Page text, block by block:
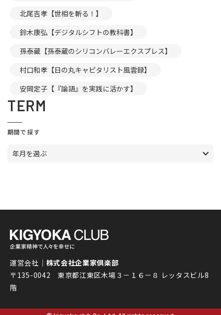
北尾吉孝【世相を斬る！】
鈴木康弘【デジタルシフトの教科書】
孫泰蔵【孫泰蔵のシリコンバレーエクスプレス】
村口和孝【日の丸キャピタリスト風雲録】
安岡定子【『論語』を実践に活かす】
TERM
期間で探す
年月を選ぶ
運営会社｜ 株式会社企業家倶楽部
〒135-0042 東京都江東区木場３－１６－８ レッタスビル8
階